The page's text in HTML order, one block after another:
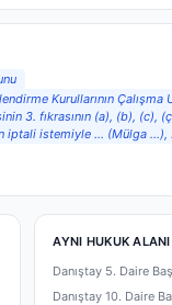
Kurullarının Çalışma
3. fıkrasının (a), (b), (c),
iptali istemiyle … (Mülga
AYNI HUKUK ALANI
Danıştay 5. Daire
Danıştay 10. Daire